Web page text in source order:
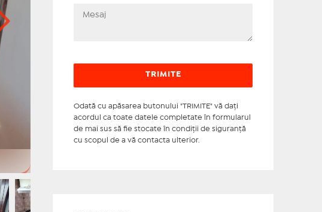
Odată cu apăsarea butonului "TRIMITE" vă daţi
acordul ca toate datele completate în formularul
de mai sus să fie stocate în condiţii de siguranţă
cu scopul de a vă contacta ulterior.